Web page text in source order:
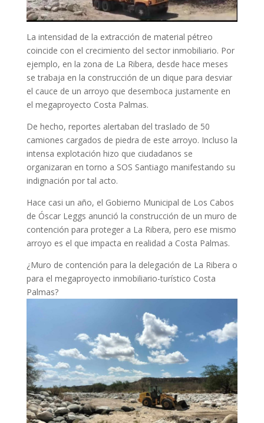
La intensidad de la extracción de material pétreo
coincide con el crecimiento del sector inmobiliario. Por
ejemplo, en la zona de La Ribera, desde hace meses
se trabaja en la construcción de un dique para desviar
el cauce de un arroyo que desemboca justamente en
el megaproyecto Costa Palmas.
De hecho, reportes alertaban del traslado de 50
camiones cargados de piedra de este arroyo. Incluso la
intensa explotación hizo que ciudadanos se
organizaran en torno a SOS Santiago manifestando su
indignación por tal acto.
Hace casi un año, el Gobierno Municipal de Los Cabos
de Óscar Leggs anunció la construcción de un muro de
contención para proteger a La Ribera, pero ese mismo
arroyo es el que impacta en realidad a Costa Palmas.
¿Muro de contención para la delegación de La Ribera o
para el megaproyecto inmobiliario-turístico Costa
Palmas?